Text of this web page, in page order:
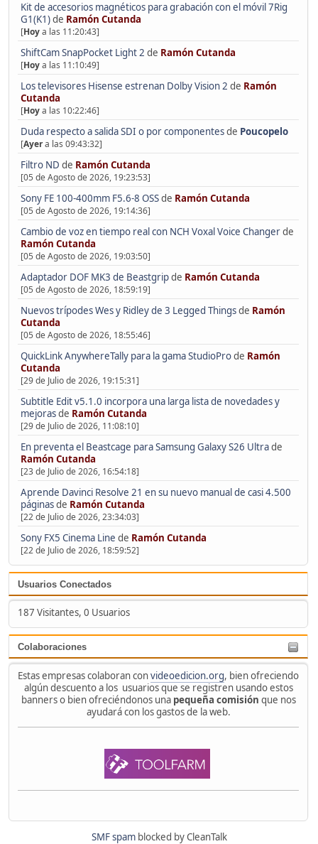
Kit de accesorios magnéticos para grabación con el móvil 7Rig
G1(K1)de Ramón Cutanda
[Hoya las 11:20:43]
ShiftCam SnapPocket Light 2 de Ramón Cutanda
[Hoya las 11:10:49]
Los televisores Hisense estrenan Dolby Vision 2 de Ramón
Cutanda
[Hoya las 10:22:46]
Duda respecto a salida SDI o por componentesde Poucopelo
[Ayera las 09:43:32]
Filtro ND de Ramón Cutanda
[05 de Agosto de 2026, 19:23:53]
Sony FE 100-400mm F5.6-8 OSSde Ramón Cutanda
[05 de Agosto de 2026, 19:14:36]
Cambio de voz en tiempo real con NCH Voxal Voice Changerde
Ramón Cutanda
[05 de Agosto de 2026, 19:03:50]
Adaptador DOF MK3 de Beastgripde Ramón Cutanda
[05 de Agosto de 2026, 18:59:19]
Nuevos trípodes Wes y Ridley de 3 Legged Thingsde Ramón
Cutanda
[05 de Agosto de 2026, 18:55:46]
QuickLink AnywhereTally para la gama StudioProde Ramón
Cutanda
[29 de Julio de 2026, 19:15:31]
Subtitle Edit v5.1.0 incorpora una larga lista de novedades y
mejorasde Ramón Cutanda
[29 de Julio de 2026, 11:08:10]
En preventa el Beastcage para Samsung Galaxy S26 Ultrade
Ramón Cutanda
[23 de Julio de 2026, 16:54:18]
Aprende Davinci Resolve 21 en su nuevo manual de casi 4.500
páginasde Ramón Cutanda
[22 de Julio de 2026, 23:34:03]
Sony FX5 Cinema Line de Ramón Cutanda
[22 de Julio de 2026, 18:59:52]
Usuarios Conectados
187 Visitantes, 0 Usuarios
Colaboraciones
Estas empresas colaboran convideoedicion.org, bien ofreciendo
algún descuento a los usuarios que se registren usando estos
banners o bien ofreciéndonos una pequeña comisión que nos
ayudará con los gastos de la web.
SMF spamblocked by CleanTalk